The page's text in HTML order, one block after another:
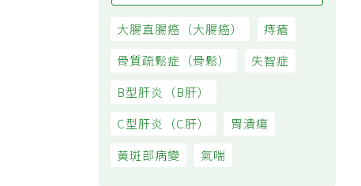
大腸直腸癌（大腸癌）
痔瘡
骨質疏鬆症（骨鬆）
失智症
B型肝炎（B肝）
C型肝炎（C肝）
胃潰瘍
黃斑部病變
氣喘